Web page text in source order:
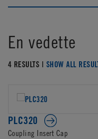
En vedette
4 RESULTS | SHOW ALL
PLC320
Coupling Insert Cap